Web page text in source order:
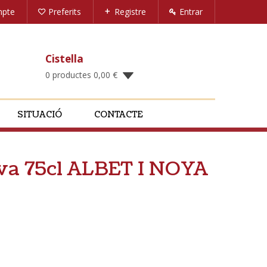
Preferits Registre Entrar
Cistella
0 productes 0,00 €
SITUACIÓ CONTACTE
75cl ALBET I NOYA